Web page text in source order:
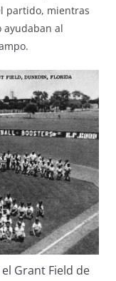
partido, mientras
ayudaban al
Grant Field de